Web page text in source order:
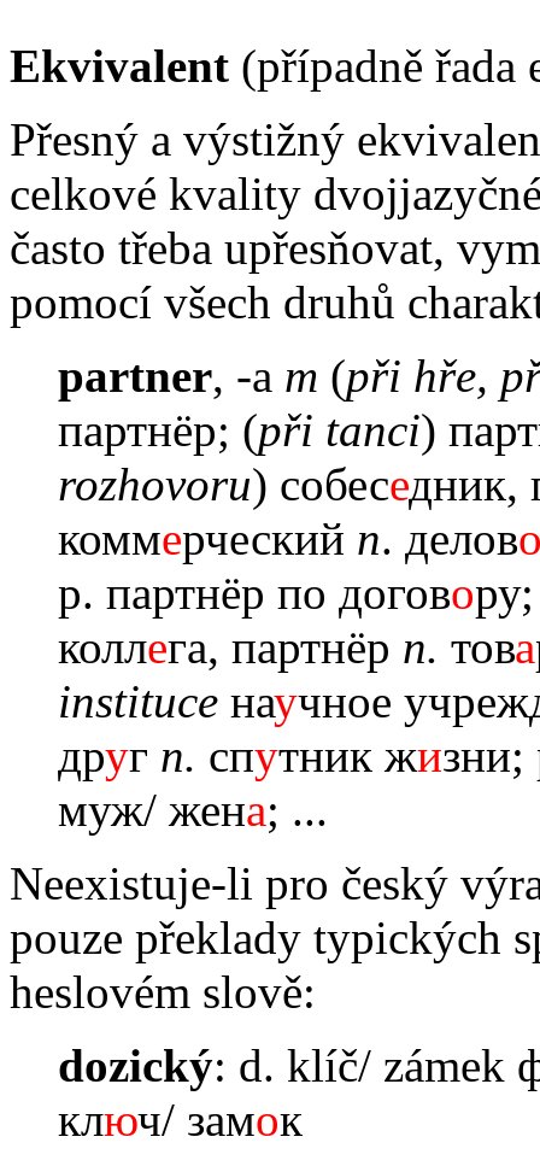
Ekvivalent (případně řada
Přesný a výstižný
celkové kvality
často třeba upřesňovat,
pomocí všech druhů
partner, -a m (při hře,
партнёр; (při tanci)
rozhovoru) собеседник,
коммерческий n. делов
р. партнёр по догово
коллега, партнёр n. това
instituce научное
друг n. спутник жизни;
муж/ жена; ...
Neexistuje-li pro český
pouze překlady typických
heslovém slově:
dozický: d. klíč/ zámek
ключ/ замок